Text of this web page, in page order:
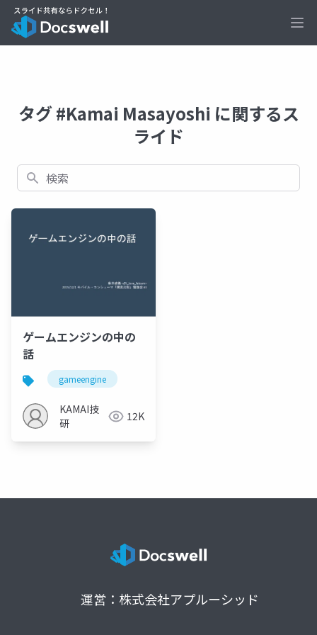
タグ #Kamai Masayoshi に関するス
ライド
検索
ゲームエンジンの中の
話
gameengine
KAMAI技
研
12K
運営：株式会社アプルーシッド